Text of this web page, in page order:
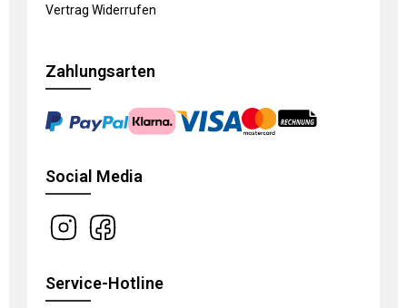
Vertrag Widerrufen
Zahlungsarten
Social Media
Service-Hotline